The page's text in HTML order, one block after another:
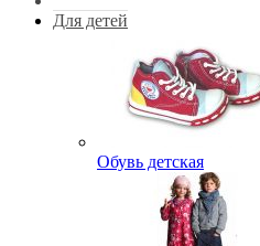
Для детей
Обувь детская